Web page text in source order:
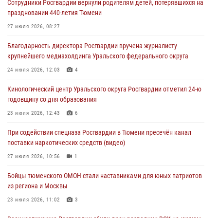
Росгвардейцы в Тюменской области почтили память генерала
армии Ивана Кирилловича Яковлева
05 августа 2026, 11:03
В Тюмени офицер Росгвардии в радиоэфире напомнил гражданам о
мерах безопасного владения оружием
05 августа 2026, 09:56
Военнослужащие Росгвардии сбили дрон-разведчик ВСУ на южном
направлении
05 августа 2026, 05:35
Стальной характер продемонстрировали росгвардейцы в ходе
масштабных спортивных событий на Урале
05 августа 2026, 05:22
Сотрудники Росгвардии вернули родителям детей, потерявшихся на
праздновании 440-летия Тюмени
27 июля 2026, 08:27
Благодарность директора Росгвардии вручена журналисту
крупнейшего медиахолдинга Уральского федерального округа
24 июля 2026, 12:03 4
Кинологический центр Уральского округа Росгвардии отметил 24-ю
годовщину со дня образования
23 июля 2026, 12:43 6
При содействии спецназа Росгвардии в Тюмени пресечён канал
поставки наркотических средств (видео)
27 июля 2026, 10:56 1
Бойцы тюменского ОМОН стали наставниками для юных патриотов
из региона и Москвы
23 июля 2026, 11:02 3